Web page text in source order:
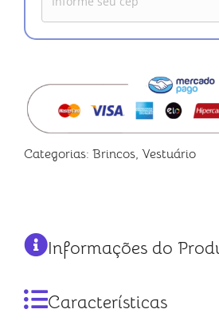
Categorias: Brincos, Vestuário
Informações do
Características